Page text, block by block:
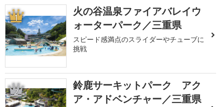
1
火の谷温泉ファイアバレイウ
ォーターパーク／三重県
スピード感満点のスライダーやチューブに
挑戦
2
鈴鹿サーキットパーク アク
ア・アドベンチャー／三重県